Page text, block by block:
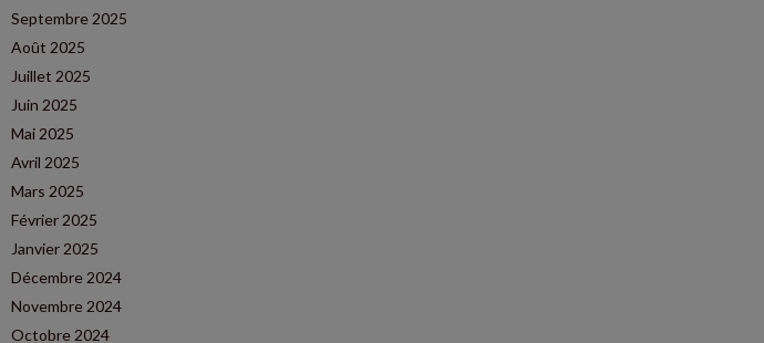
Septembre 2025
Août 2025
Juillet 2025
Juin 2025
Mai 2025
Avril 2025
Mars 2025
Février 2025
Janvier 2025
Décembre 2024
Novembre 2024
Octobre 2024